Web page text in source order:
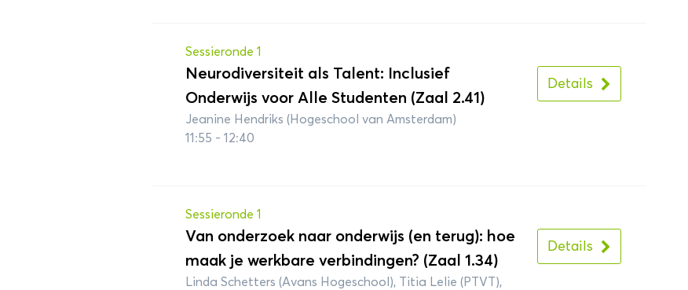
Sessieronde 1
Neurodiversiteit als Talent: Inclusief
Onderwijs voor Alle Studenten (Zaal 2.41)
Jeanine Hendriks (Hogeschool van Amsterdam)
11:55 - 12:40
Details
Sessieronde 1
Van onderzoek naar onderwijs (en terug): hoe
maak je werkbare verbindingen? (Zaal 1.34)
Linda Schetters (Avans Hogeschool), Titia Lelie (PTVT),
Details